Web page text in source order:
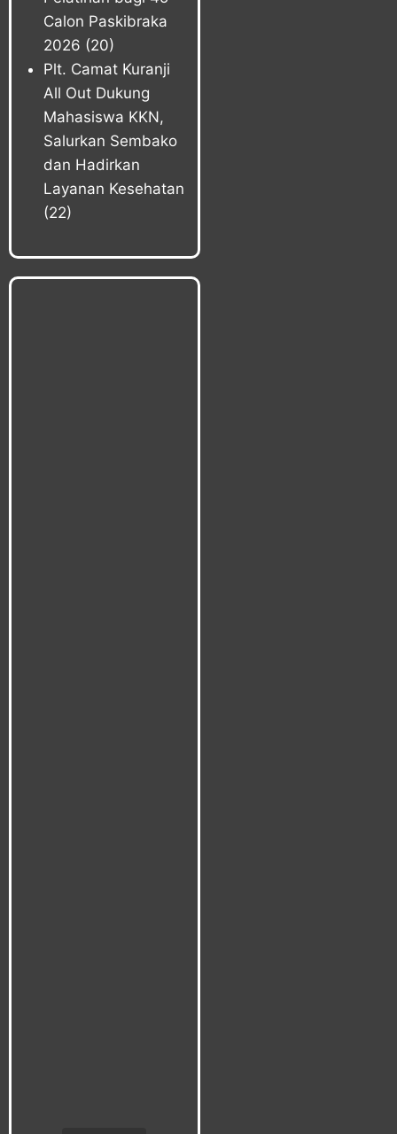
Calon Paskibraka
2026 (20)
Plt. Camat Kuranji
All Out Dukung
Mahasiswa KKN,
Salurkan Sembako
dan Hadirkan
Layanan Kesehatan
(22)